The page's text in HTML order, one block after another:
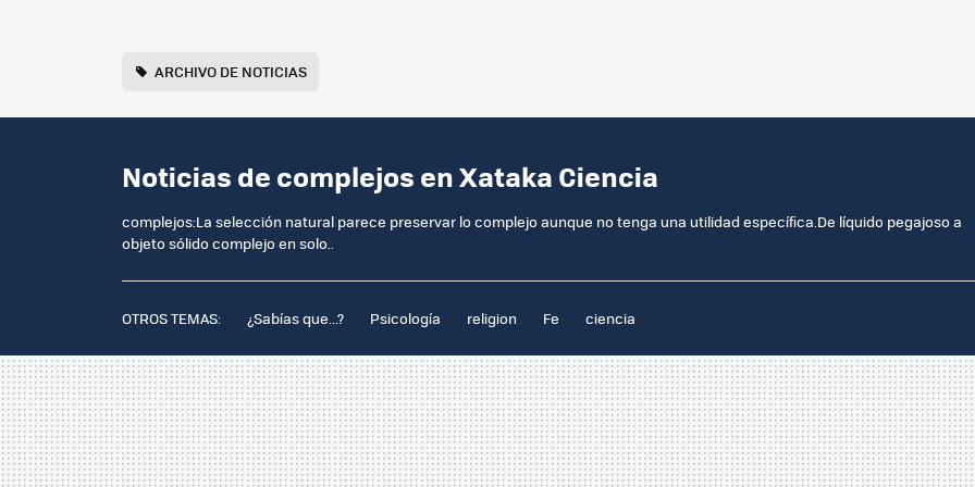
ARCHIVO DE NOTICIAS
Noticias de complejos en Xataka Ciencia
complejos:La selección natural parece preservar lo complejo aunque no tenga una utilidad específica.De líquido pegajoso a
objeto sólido complejo en solo..
OTROS TEMAS: ¿Sabías que...? Psicología religion Fe ciencia